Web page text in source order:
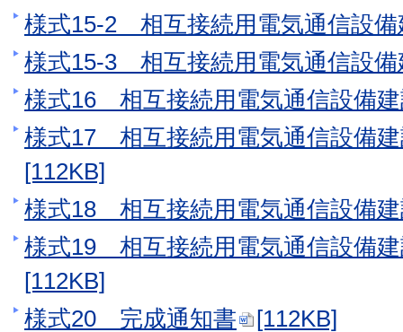
様式15-2 相互接続用電気通信設備
様式15-3 相互接続用電気通信設備
様式16 相互接続用電気通信設備
様式17 相互接続用電気通信設備
[112KB]
様式18 相互接続用電気通信設備
様式19 相互接続用電気通信設備
[112KB]
様式20 完成通知書
[112KB]